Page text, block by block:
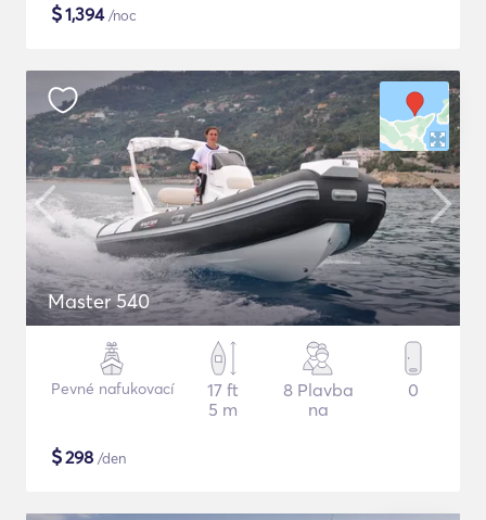
$1,394/noc
Master 540
Pevné nafukovací
17 ft
5 m
8 Plavba
na
0
$298 /den